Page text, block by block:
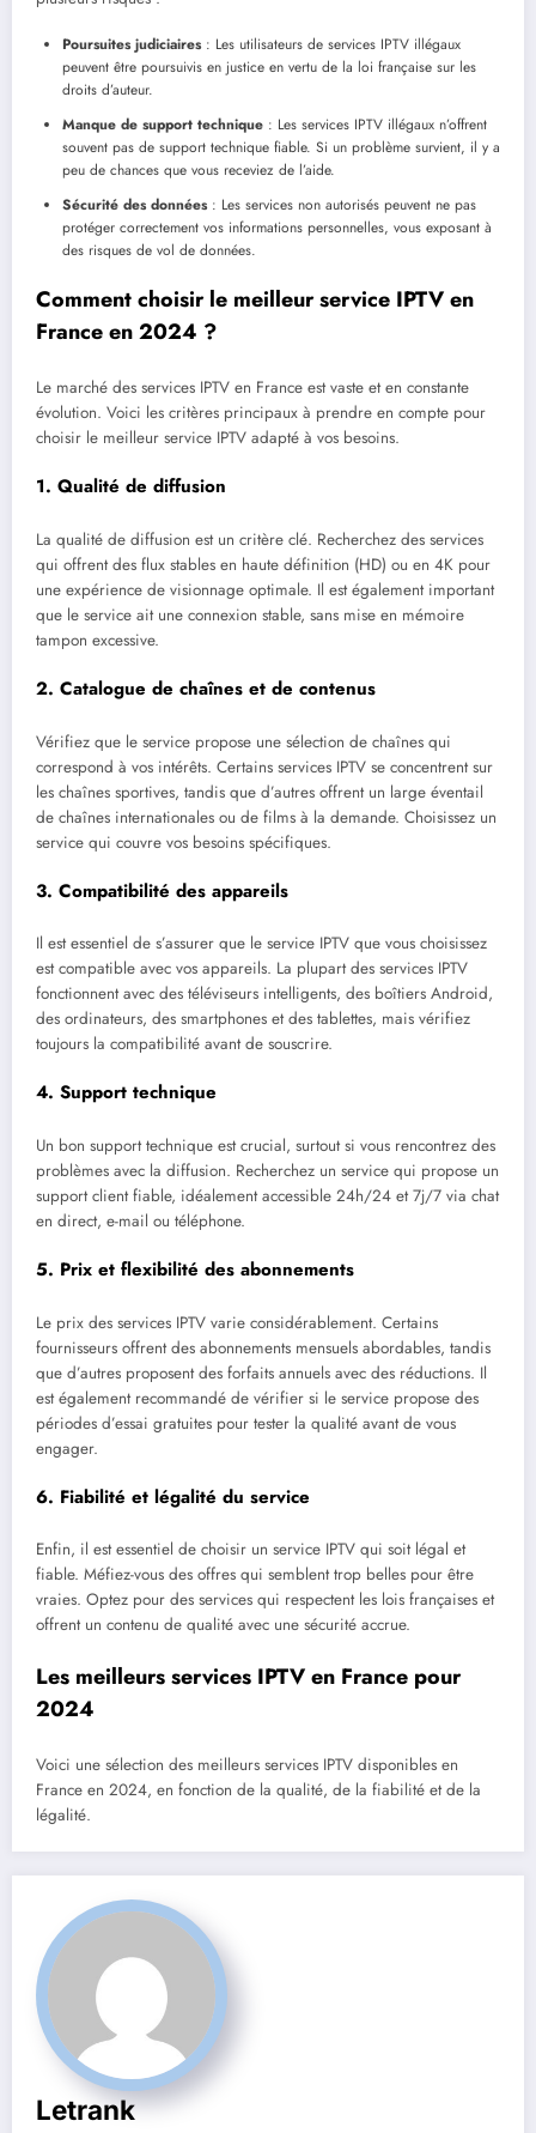
Poursuites judiciaires: Les utilisateurs de services IPTV illégaux
peuvent être poursuivis en justice en vertu de la loi française sur les
droits d’auteur.
Manque de support technique : Les services IPTV illégaux n’offrent
souvent pas de support technique fiable. Si un problème survient, il y a
peu de chances que vous receviez de l’aide.
Sécurité des données: Les services non autorisés peuvent ne pas
protéger correctement vos informations personnelles, vous exposant à
des risques de vol de données.
Comment choisir le meilleur service IPTV en
France en 2024 ?
Le marché des services IPTV en France est vaste et en constante
évolution. Voici les critères principaux à prendre en compte pour
choisir le meilleur service IPTV adapté à vos besoins.
1. Qualité de diffusion
La qualité de diffusion est un critère clé. Recherchez des services
qui offrent des flux stables en haute définition (HD) ou en 4K pour
une expérience de visionnage optimale. Il est également important
que le service ait une connexion stable, sans mise en mémoire
tampon excessive.
2. Catalogue de chaînes et de contenus
Vérifiez que le service propose une sélection de chaînes qui
correspond à vos intérêts. Certains services IPTV se concentrent sur
les chaînes sportives, tandis que d’autres offrent un large éventail
de chaînes internationales ou de films à la demande. Choisissez un
service qui couvre vos besoins spécifiques.
3. Compatibilité des appareils
Il est essentiel de s’assurer que le service IPTV que vous choisissez
est compatible avec vos appareils. La plupart des services IPTV
fonctionnent avec des téléviseurs intelligents, des boîtiers Android,
des ordinateurs, des smartphones et des tablettes, mais vérifiez
toujours la compatibilité avant de souscrire.
4. Support technique
Un bon support technique est crucial, surtout si vous rencontrez des
problèmes avec la diffusion. Recherchez un service qui propose un
support client fiable, idéalement accessible 24h/24 et 7j/7 via chat
en direct, e-mail ou téléphone.
5. Prix et flexibilité des abonnements
Le prix des services IPTV varie considérablement. Certains
fournisseurs offrent des abonnements mensuels abordables, tandis
que d’autres proposent des forfaits annuels avec des réductions. Il
est également recommandé de vérifier si le service propose des
périodes d’essai gratuites pour tester la qualité avant de vous
engager.
6. Fiabilité et légalité du service
Enfin, il est essentiel de choisir un service IPTV qui soit légal et
fiable. Méfiez-vous des offres qui semblent trop belles pour être
vraies. Optez pour des services qui respectent les lois françaises et
offrent un contenu de qualité avec une sécurité accrue.
Les meilleurs services IPTV en France pour
2024
Voici une sélection des meilleurs services IPTV disponibles en
France en 2024, en fonction de la qualité, de la fiabilité et de la
légalité.
Letrank